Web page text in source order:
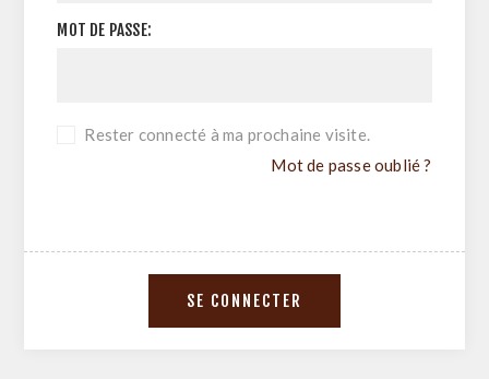
MOT DE PASSE:
Rester connecté à ma prochaine visite.
Mot de passe oublié ?